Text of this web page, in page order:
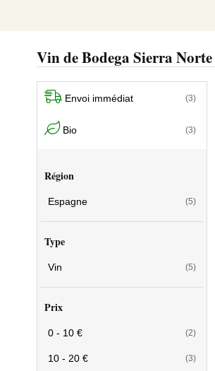
Vin de Bodega Sierra Norte
Envoi immédiat (3)
Bio (3)
Région
Espagne (5)
Type
Vin (5)
Prix
0 - 10 € (2)
10 - 20 € (3)